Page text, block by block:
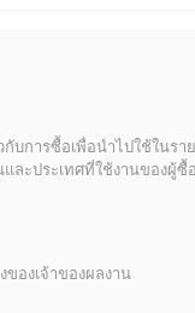
กับการซื้อเพื่อนำไปใช้ในร
ละประเทศที่ใช้งานของผู้
ของเจ้าของผลงาน